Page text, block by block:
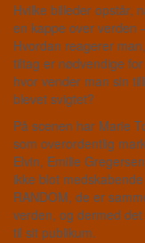
Hvilke billeder opstår,
en kappe over verden
Hvordan reagerer
tiltag er nødvendige
hvor vender man sin
blevet svigtet?
På scenen har Marie
som overordentlig
Elvin, Emilie
ikke blot
RANDOM, de er
verden, og dermed
til sit publikum.